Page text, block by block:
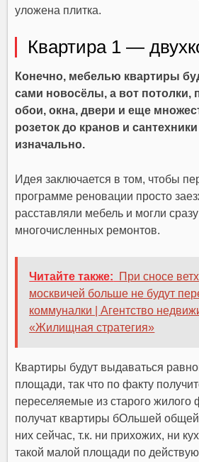
уложена плитка.
Квартира 1 —
Конечно, мебелью квартиры
сами новосёлы, а вот потолки,
обои, окна, двери и еще
розеток до кранов и
изначально.
Идея заключается в том, чтобы
программе реновации просто
расставляли мебель и могли
многочисленных ремонтов.
Читайте также:
При сносе
москвичей больше не будут
коммуналки | Агентство
«Жилищная стратегия»
Квартиры будут выдаваться
площади, так что по факту
переселяемые из старого жилого
получат квартиры бОльшей
них сейчас, т.к. ни прихожих, ни
такой малой площади по